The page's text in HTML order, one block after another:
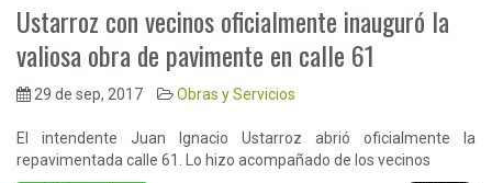
Ustarroz con vecinos oficialmente inauguró la
valiosa obra de pavimente en calle 61
29 de sep, 2017 Obras y Servicios
El intendente Juan Ignacio Ustarroz abrió oficialmente la
repavimentada calle 61. Lo hizo acompañado de los vecinos